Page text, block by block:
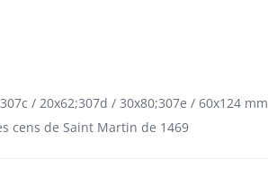
/ 20x62;307d / 30x80;307e / 60x124 mm
cens de Saint Martin de 1469